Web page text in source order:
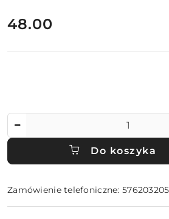
cena:
48.00
Do koszyka
Zamówienie telefoniczne: 576203205